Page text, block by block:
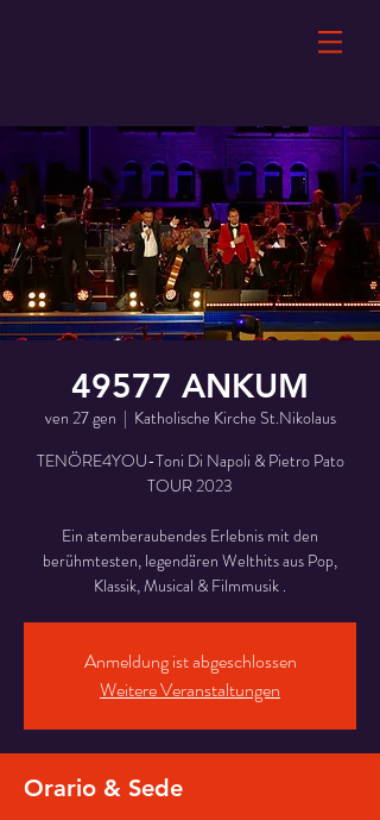
49577 ANKUM
ven 27 gen
  |
Katholische Kirche St.Nikolaus
TENÖRE4YOU-Toni Di Napoli & Pietro Pato
TOUR 2023
Ein atemberaubendes Erlebnis mit den
berühmtesten, legendären Welthits aus Pop,
Klassik, Musical & Filmmusik .
Anmeldung ist abgeschlossen
Weitere Veranstaltungen
Orario & Sede